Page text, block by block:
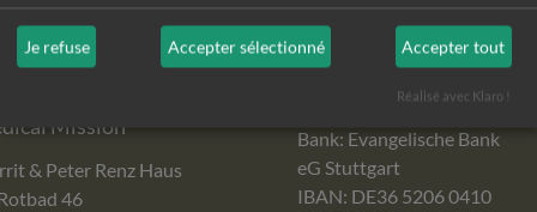
Contact
Mission
& Peter Renz Haus
46
Compte de
Bank: Evangelische Bank
eG Stuttgart
IBAN: DE36 5206 0410
Je refuse Accepter sélectionné Accepter tout
Réalisé avec Klaro !